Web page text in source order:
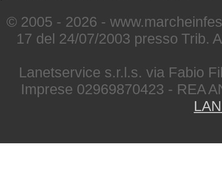
© 2005 - 2026 -
17 del 24/07/2003 presso Trib.
Lanetservice s.r.l.s. via Fabio
Imprese 02969870423 - REA